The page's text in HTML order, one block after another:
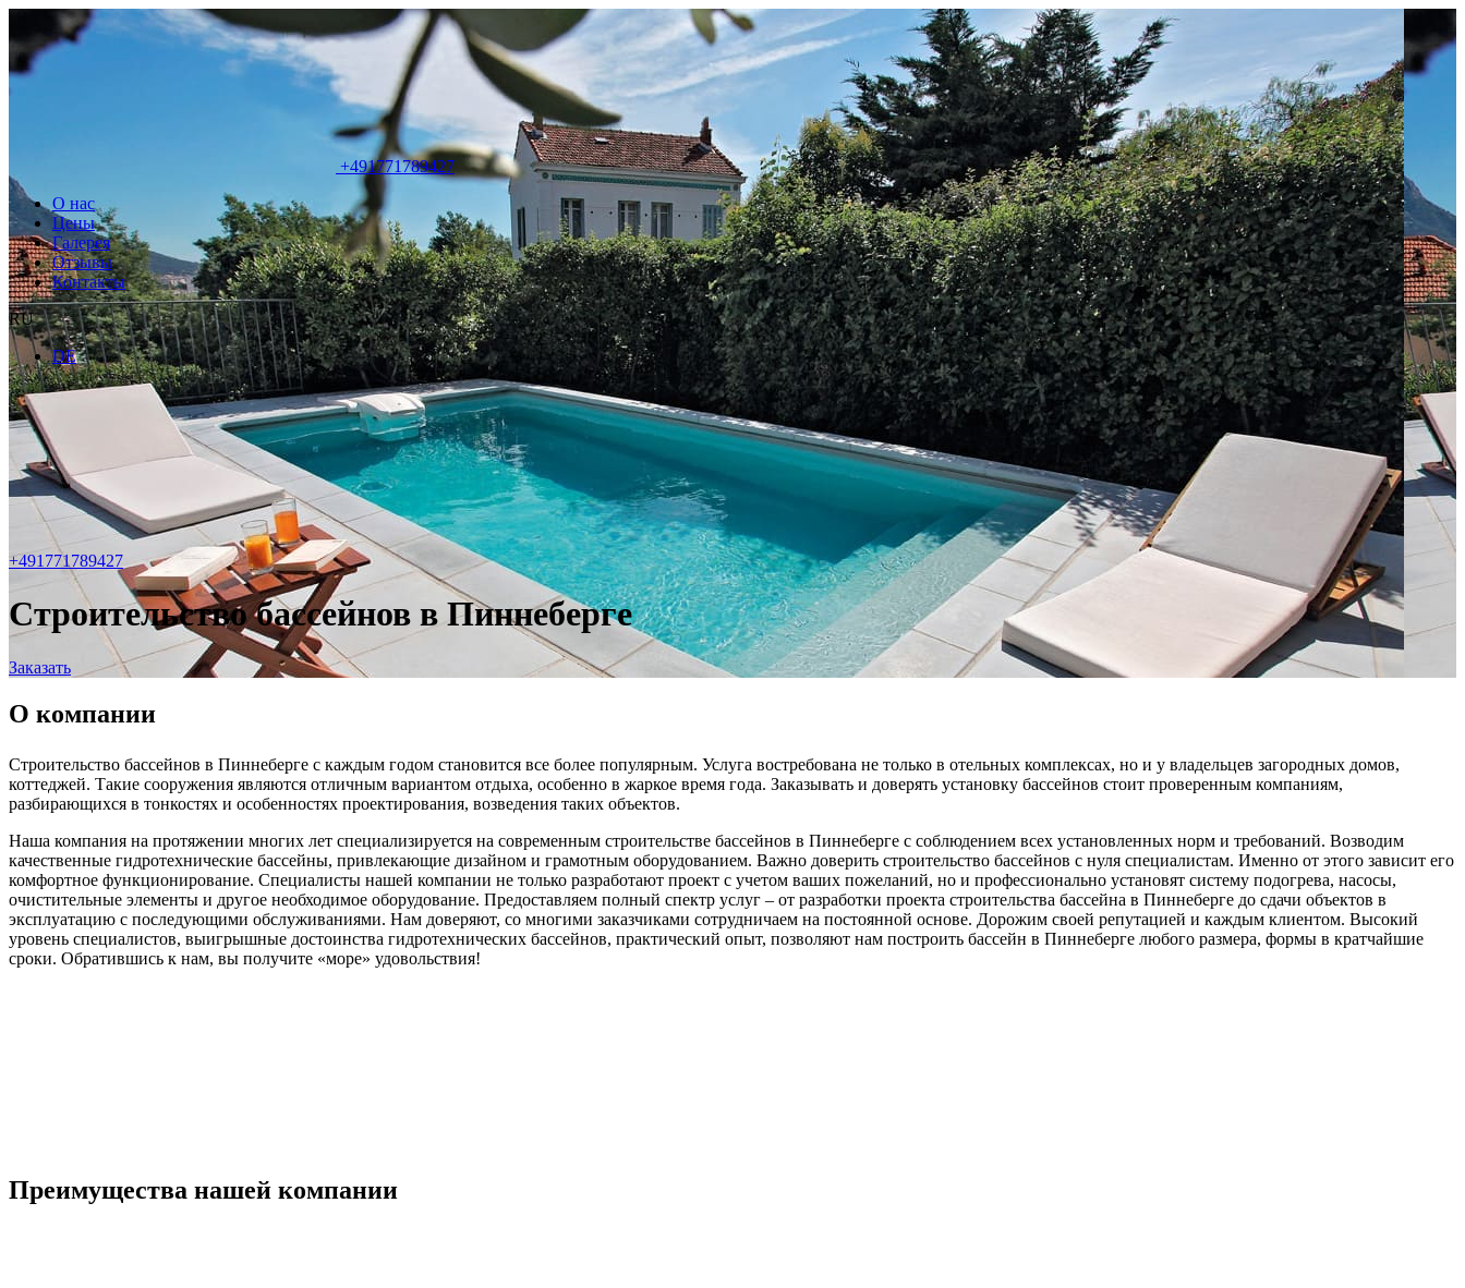
+491771789427
О нас
Цены
Галерея
Отзывы
Контакты
RU
DE
+491771789427
Строительство бассейнов в Пиннеберге
Заказать
О компании
Строительство бассейнов в Пиннеберге с каждым годом становится все более популярным. Услуга востребована не только в отельных комплексах, но и у владельцев загородных домов,
коттеджей. Такие сооружения являются отличным вариантом отдыха, особенно в жаркое время года. Заказывать и доверять установку бассейнов стоит проверенным компаниям,
разбирающихся в тонкостях и особенностях проектирования, возведения таких объектов.
Наша компания на протяжении многих лет специализируется на современным строительстве бассейнов в Пиннеберге с соблюдением всех установленных норм и требований. Возводим
качественные гидротехнические бассейны, привлекающие дизайном и грамотным оборудованием. Важно доверить строительство бассейнов с нуля специалистам. Именно от этого зависит его
комфортное функционирование. Специалисты нашей компании не только разработают проект с учетом ваших пожеланий, но и профессионально установят систему подогрева, насосы,
очистительные элементы и другое необходимое оборудование. Предоставляем полный спектр услуг – от разработки проекта строительства бассейна в Пиннеберге до сдачи объектов в
эксплуатацию с последующими обслуживаниями. Нам доверяют, со многими заказчиками сотрудничаем на постоянной основе. Дорожим своей репутацией и каждым клиентом. Высокий
уровень специалистов, выигрышные достоинства гидротехнических бассейнов, практический опыт, позволяют нам построить бассейн в Пиннеберге любого размера, формы в кратчайшие
сроки. Обратившись к нам, вы получите «море» удовольствия!
Преимущества нашей компании